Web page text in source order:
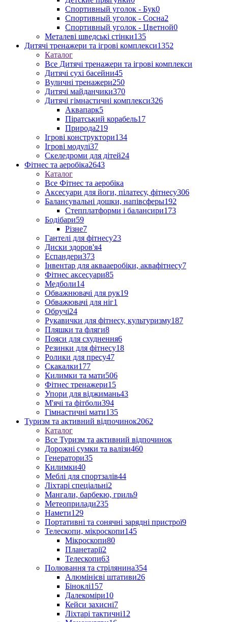
Спортивный уголок - Бук0
Спортивный уголок - Сосна2
Спортивный уголок - Цветной0
Металеві шведські стінки135
Дитячі тренажери та ігрові комплекси1352
Каталог
Все Дитячі тренажери та ігрові комплекси
Дитячі сухі басейни45
Вуличні тренажери250
Дитячі майданчики370
Дитячі гімнастичні комплекси326
Аквапарк5
Піратський корабель17
Природа219
Ігрові конструктори134
Ігрові модулі37
Скеледроми для дітей24
Фітнес та аеробіка2643
Каталог
Все Фітнес та аеробіка
Аксесуари для йоги, пілатесу, фітнесу306
Балансувальні дошки, напівсферы192
Степплатформи і балансири173
Бодібари59
Різне7
Гантелі для фітнесу23
Диски здоров'я4
Еспандери373
Інвентар для аквааеробіки, аквафітнесу7
Фітнес аксесуари85
Медболи14
Обважнювачі для рук19
Обважювачі для ніг1
Обручі24
Рукавички для фітнесу, культуризму187
Пляшки та фляги8
Пояси для схуднення6
Резинки для фітнесу18
Ролики для пресу47
Скакалки177
Килимки та мати506
Фітнес тренажери15
Упори для віджимань43
М'ячі та фітболи394
Гімнастичні мати135
Туризм та активний відпочинок2062
Каталог
Все Туризм та активний відпочинок
Дорожні сумки та валізи460
Генератори35
Килимки40
Меблі для спортзалів44
Ліхтарі спеціальні2
Мангали, барбекю, гриль9
Метеоприлади235
Намети129
Портативні та сонячні зарядні пристрої9
Телескопи, мікроскопи145
Мікроскопи80
Планетарії2
Телескопи63
Полювання та стрілянина354
Алюмінієві штативи26
Біноклі157
Далекоміри10
Кейси захисні7
Ліхтарі тактичні12